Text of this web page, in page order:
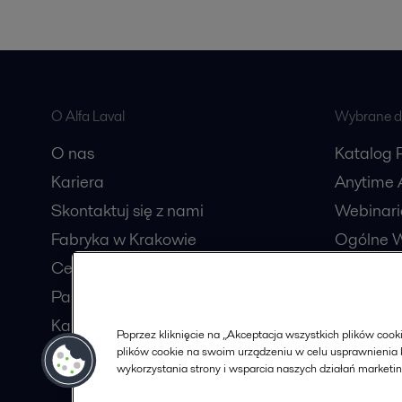
O Alfa Laval
O nas
Kariera
Skontaktuj się z nami
Fabryka w Krakowie
Centrum usług wspólnych
Partnerzy handlowi
Karty charakterystyki
Zostań Partnerem
Wybrane
Katalog
Anytime
Ogólne
Poprzez kliknięcie na „Akceptacja wszystkich plików
plików cookie na swoim urządzeniu w celu
wykorzystania strony i wsparcia naszych działań